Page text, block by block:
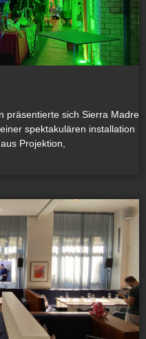
präsentierte sich Sierra Madre
spektakulären installation
Projektion,